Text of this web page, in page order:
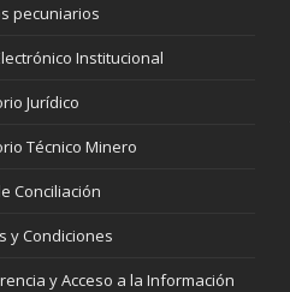
pecuniarios
Institucional
Jurídico
Técnico Minero
Conciliación
y Condiciones
y Acceso a la Información